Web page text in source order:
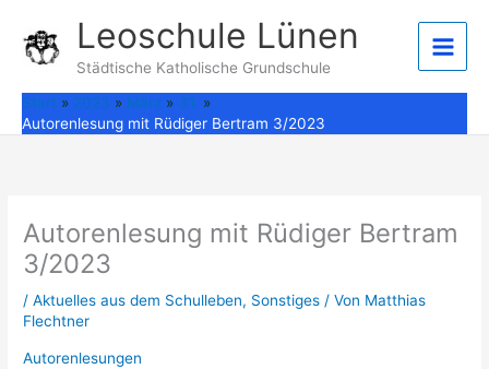
Inhalt
springen
Leoschule Lünen
Städtische Katholische Grundschule
Start 2023 März
31.
Autorenlesung mit Rüdiger Bertram 3/2023
Autorenlesung mit Rüdiger Bertram
3/2023
/Aktuelles aus dem Schulleben, Sonstiges / Von Matthias
Flechtner
Autorenlesungen